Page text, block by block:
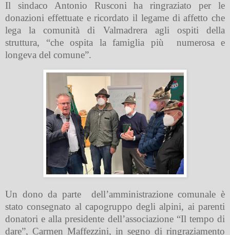
Il sindaco Antonio Rusconi ha ringraziato per le
donazioni effettuate e ricordato il legame di affetto che
lega la comunità di Valmadrera agli ospiti della
struttura, “che ospita la famiglia più numerosa e
longeva del comune”.
Un dono da parte dell’amministrazione comunale è
stato consegnato al capogruppo degli alpini, ai parenti
donatori e alla presidente dell’associazione “Il tempo di
dare”, Carmen Maffezzini, in segno di ringraziamento